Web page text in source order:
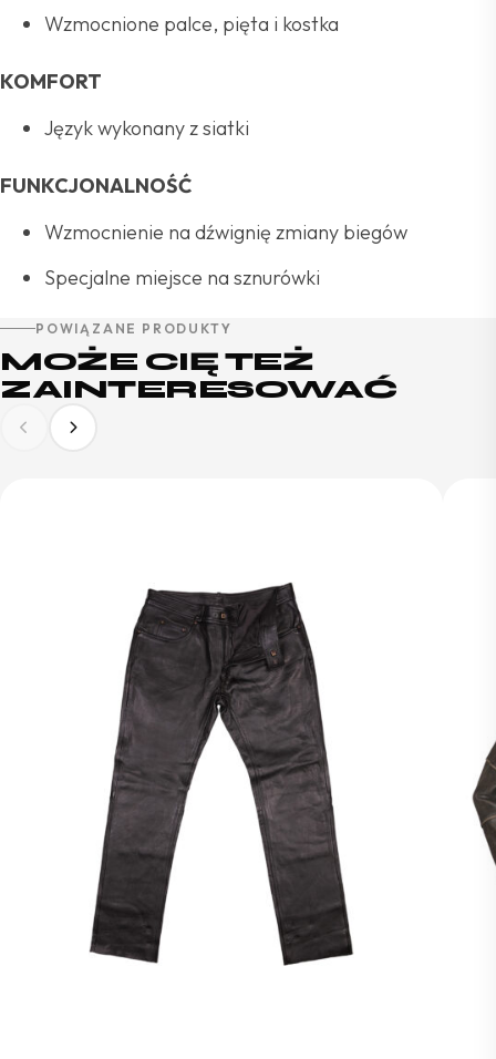
Wzmocnione palce, pięta i kostka
KOMFORT
Język wykonany z siatki
FUNKCJONALNOŚĆ
Wzmocnienie na dźwignię zmiany biegów
Specjalne miejsce na sznurówki
POWIĄZANE PRODUKTY
MOŻE CIĘ TEŻ
ZAINTERESOWAĆ